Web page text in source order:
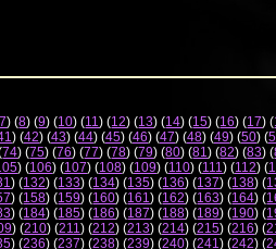
7) (8) (9) (10) (11) (12) (13) (14) (15) (16) (17) (
) (42) (43) (44) (45) (46) (47) (48) (49) (50) (
74) (75) (76) (77) (78) (79) (80) (81) (82) (83) (
) (106) (107) (108) (109) (110) (111) (112) (
) (132) (133) (134) (135) (136) (137) (138) (
) (158) (159) (160) (161) (162) (163) (164) (
) (184) (185) (186) (187) (188) (189) (190) (
) (210) (211) (212) (213) (214) (215) (216) (
) (236) (237) (238) (239) (240) (241) (242) (